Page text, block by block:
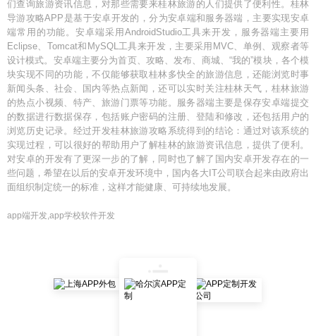
们查询旅游资讯信息，对那些需要来桂林旅游的人们提供了便利性。桂林
导游攻略APP是基于安卓开发的，分为安卓端和服务器端，主要实现安卓
端常用的功能。安卓端采用AndroidStudio工具来开发，服务器端主要用
Eclipse、Tomcat和MySQL工具来开发，主要采用MVC、单例、观察者等
设计模式。安卓端主要分为首页、攻略、发布、商城、“我的”模块，各个模
块实现不同的功能，不仅能够获取桂林多快全的旅游信息，还能浏览时事
新闻头条、社会、国内等热点新闻，还可以实时关注桂林天气，桂林旅游
的热点小视频、特产、旅游门票等功能。服务器端主要是保存安卓端提交
的数据进行数据保存，包括账户密码的注册、登陆和修改，还包括用户的
浏览历史记录。经过开发桂林旅游攻略系统得到的结论：通过对该系统的
实现过程，可以很好的帮助用户了解桂林的旅游资讯信息，提供了便利。
对安卓的开发有了更深一步的了解，同时也了解了国内安卓开发存在的一
些问题，希望在以后的安卓开发环境中，国内各大IT公司联合起来由政府出
面组织制定统一的标准，这样才能健康、可持续地发展。
app端开发,app学校软件开发